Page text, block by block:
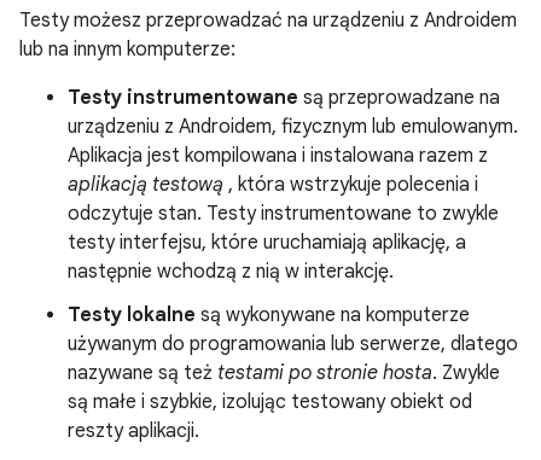
Testy możesz przeprowadzać na urządzeniu z Androidem
lub na innym komputerze:
Testy instrumentowane są przeprowadzane na
urządzeniu z Androidem, fizycznym lub emulowanym.
Aplikacja jest kompilowana i instalowana razem z
aplikacją testową , która wstrzykuje polecenia i
odczytuje stan. Testy instrumentowane to zwykle
testy interfejsu, które uruchamiają aplikację, a
następnie wchodzą z nią w interakcję.
Testy lokalne są wykonywane na komputerze
używanym do programowania lub serwerze, dlatego
nazywane są też testami po stronie hosta. Zwykle
są małe i szybkie, izolując testowany obiekt od
reszty aplikacji.